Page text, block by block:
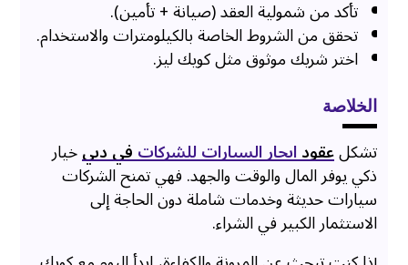
تأكد من شمولية العقد (صيانة + تأمين).
تحقق من الشروط الخاصة بالكيلومترات والاستخدام.
اختر شريك موثوق مثل كويك ليز.
الخلاصة
تشكلعقودايجار السيارات للشركاتفي دبيخيار
ذكي يوفر المال والوقت والجهد. فهي تمنح الشركات
سيارات حديثة وخدمات شاملة دون الحاجة إلى
الاستثمار الكبير في الشراء.